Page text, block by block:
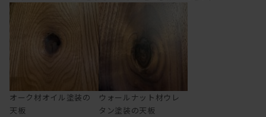
オーク材オイル塗装の
天板
ウォールナット材ウレ
タン塗装の天板